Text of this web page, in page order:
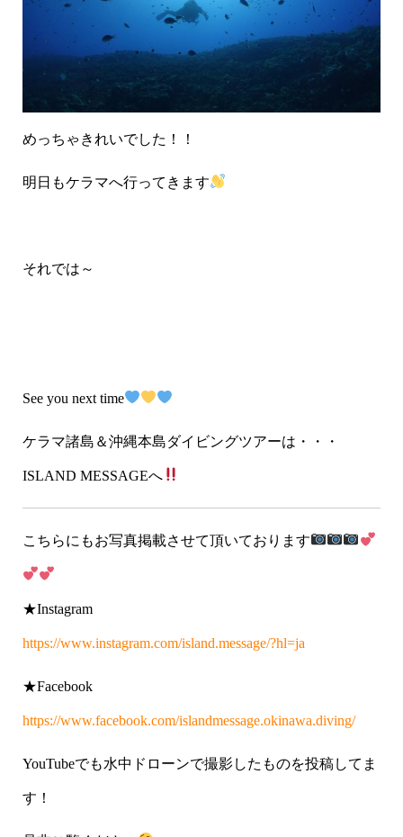
めっちゃきれいでした！！
明日もケラマへ行ってきます
それでは～
See you next time
ケラマ諸島＆沖縄本島ダイビングツアーは・・・
ISLAND MESSAGEへ
こちらにもお写真掲載させて頂いております
★Instagram
https://www.instagram.com/island.message/?hl=ja
★Facebook
https://www.facebook.com/islandmessage.okinawa.diving/
YouTubeでも水中ドローンで撮影したものを投稿してま
す！